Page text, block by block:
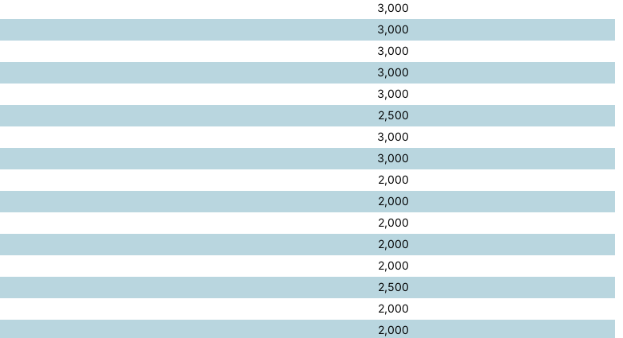
3,000
3,000
3,000
3,000
3,000
2,500
3,000
3,000
2,000
2,000
2,000
2,000
2,000
2,500
2,000
2,000